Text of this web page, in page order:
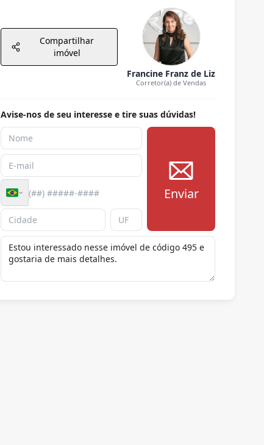
Compartilhar
imóvel
Francine Franz de Liz
Corretor(a) de Vendas
Avise-nos de seu interesse e tire suas dúvidas!
Enviar